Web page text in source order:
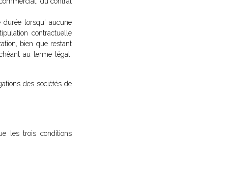
lorsqu' aucune
contractuelle
bien que restant
au terme légal,
des sociétés de
les trois conditions